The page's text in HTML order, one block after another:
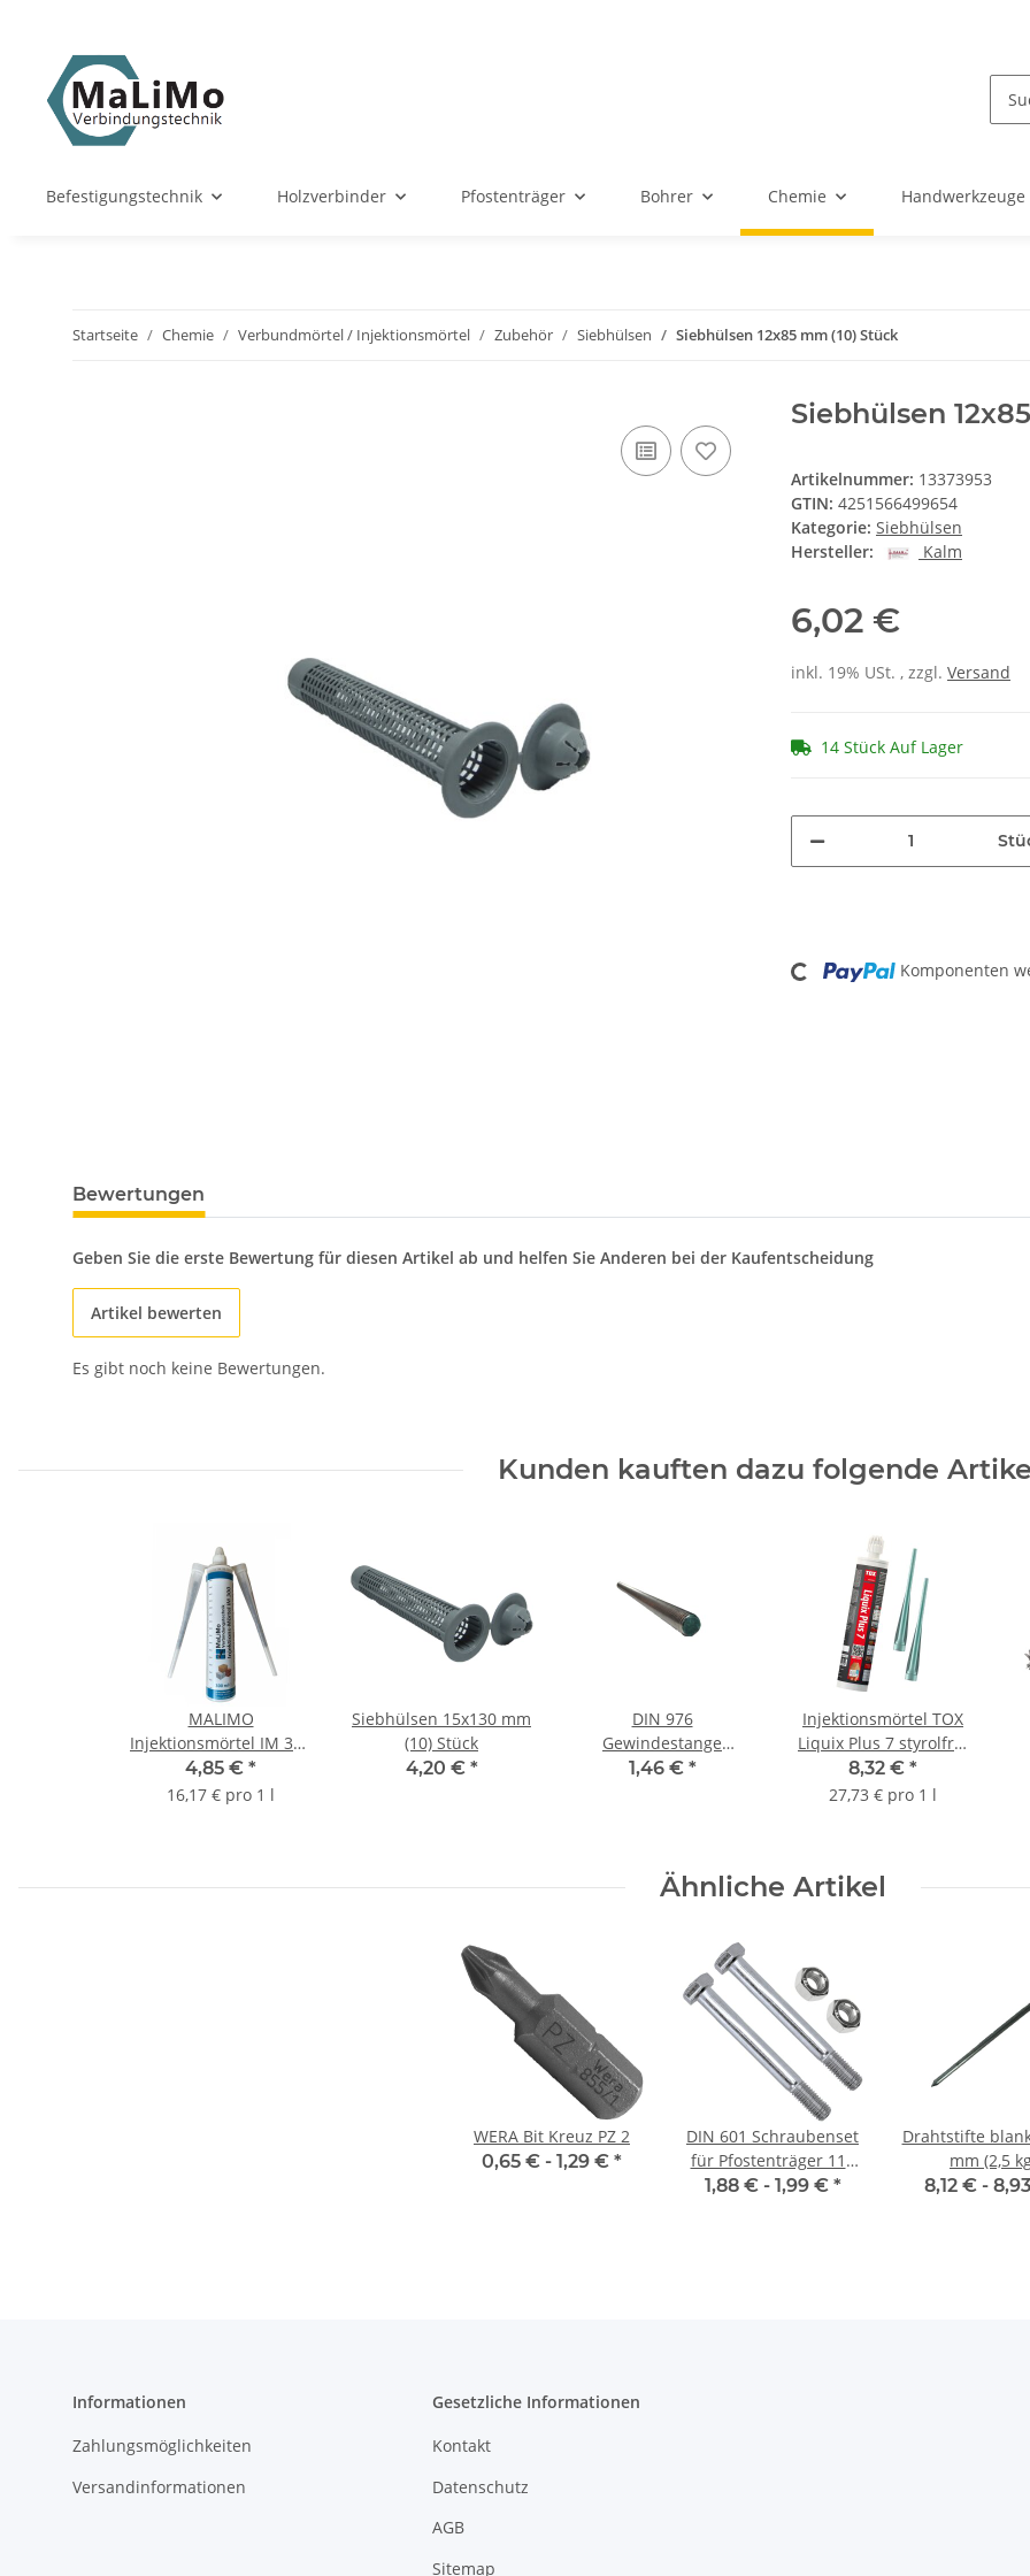
Befestigungstechnik Holzverbinder Pfostenträger Bohrer Chemie Handwerkzeuge
Startseite Chemie Verbundmörtel / Injektionsmörtel Zubehör Siebhülsen Siebhülsen 12x85 mm (10) Stück
Siebhülsen
Artikelnummer: 13373953
GTIN: 4251566499654
Kategorie: Siebhülsen
Hersteller:
Kalm
6,02 €
inkl. 19% USt. , zzgl. Versand
14 Stück Auf Lager
Loading... Komponenten
Bewertungen
Geben Sie die erste Bewertung für diesen Artikel ab und helfen Sie Anderen bei der Kaufentscheidung
Artikel bewerten
Es gibt noch keine Bewertungen.
Kunden kauften dazu folgende
MALIMO
Injektionsmörtel IM 300
Verbundmörtel
Montagemörtel 300ml
4,85 € *
16,17 € pro 1 l
Siebhülsen 15x130 mm
(10) Stück
4,20 € *
DIN 976
Gewindestange
Edelstahl A2 1000 mm
1,46 € *
Injektionsmörtel TOX
Liquix Plus 7 styrolfrei
300ml
8,32 € *
27,73 € pro 1 l
Ähnliche Artikel
WERA Bit Kreuz PZ 2
0,65 € - 1,29 € *
DIN 601 Schraubenset
für Pfostenträger 111
mm
1,88 € - 1,99 € *
Drahtstifte
mm (2,5
8,12 € -
Informationen
Zahlungsmöglichkeiten
Versandinformationen
Gesetzliche Informationen
Kontakt
Datenschutz
AGB
Sitemap